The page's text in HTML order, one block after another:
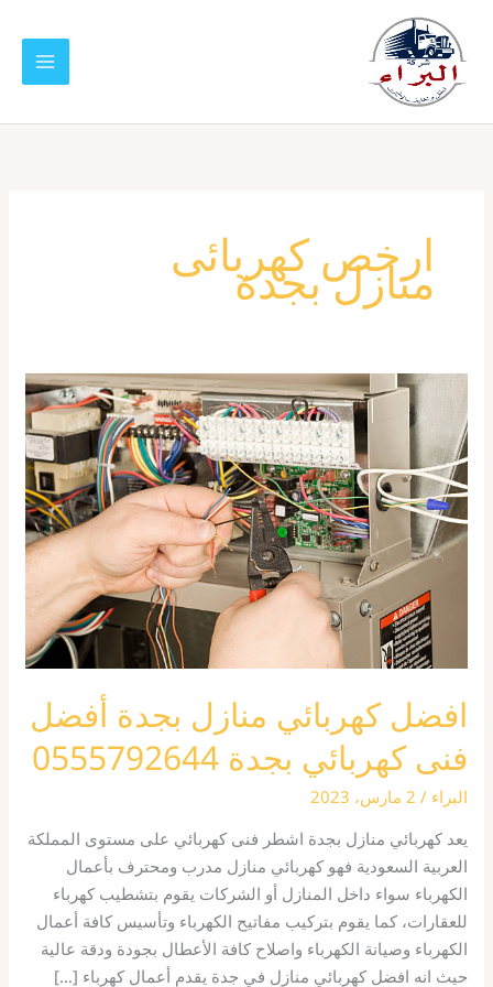
المحتوى
ارخص كهربائى
منازل بجدة
افضل كهربائي منازل بجدة أفضل
فنى كهربائي بجدة 0555792644
البراء/ 2 مارس، 2023
يعد كهربائي منازل بجدة اشطر فنى كهربائي على مستوى المملكة
العربية السعودية فهو كهربائي منازل مدرب ومحترف بأعمال
الكهرباء سواء داخل المنازل أو الشركات يقوم بتشطيب كهرباء
للعقارات، كما يقوم بتركيب مفاتيح الكهرباء وتأسيس كافة أعمال
الكهرباء وصيانة الكهرباء واصلاح كافة الأعطال بجودة ودقة عالية
حيث انه افضل كهربائي منازل في جدة يقدم أعمال كهرباء […]
افضل
كهربائي
منازل
بجدة
أفضل
فنى
كهربائي
0555792644